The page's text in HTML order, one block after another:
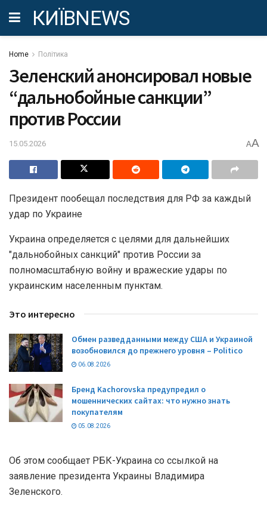
КИЇВNEWS
Home Політика
Зеленский анонсировал новые
“дальнобойные санкции”
против России
15.05.2026 AA
Президент пообещал последствия для РФ за каждый
удар по Украине
Украина определяется с целями для дальнейших
"дальнобойных санкций" против России за
полномасштабную войну и вражеские удары по
украинским населенным пунктам.
Это интересно
Обмен разведданными между США и Украиной
возобновился до прежнего уровня – Politico
06.08.2026
Бренд Kachorovska предупредил о
мошеннических сайтах: что нужно знать
покупателям
05.08.2026
Об этом сообщает РБК-Украина со ссылкой на
заявление президента Украины Владимира
Зеленского.